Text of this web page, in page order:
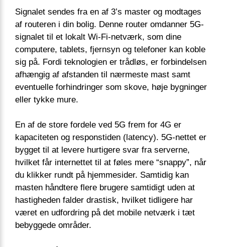
Signalet sendes fra en af 3’s master og modtages
af routeren i din bolig. Denne router omdanner 5G-
signalet til et lokalt Wi-Fi-netværk, som dine
computere, tablets, fjernsyn og telefoner kan koble
sig på. Fordi teknologien er trådløs, er forbindelsen
afhængig af afstanden til nærmeste mast samt
eventuelle forhindringer som skove, høje bygninger
eller tykke mure.
En af de store fordele ved 5G frem for 4G er
kapaciteten og responstiden (latency). 5G-nettet er
bygget til at levere hurtigere svar fra serverne,
hvilket får internettet til at føles mere “snappy”, når
du klikker rundt på hjemmesider. Samtidig kan
masten håndtere flere brugere samtidigt uden at
hastigheden falder drastisk, hvilket tidligere har
været en udfordring på det mobile netværk i tæt
bebyggede områder.